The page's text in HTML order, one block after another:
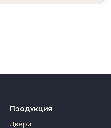
Продукция
Двери